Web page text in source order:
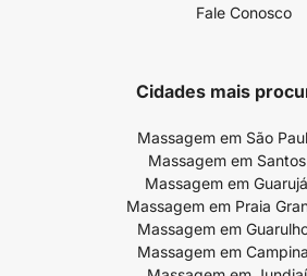
Fale Conosco
Cidades mais
Massagem em São
Massagem em
Massagem em
Massagem em Praia
Massagem em
Massagem em